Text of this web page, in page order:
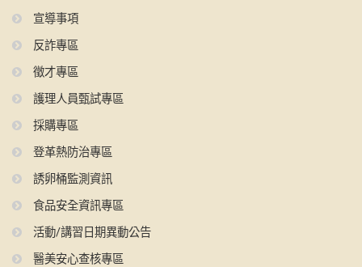
宣導事項
反詐專區
徵才專區
護理人員甄試專區
採購專區
登革熱防治專區
誘卵桶監測資訊
食品安全資訊專區
活動/講習日期異動公告
醫美安心查核專區